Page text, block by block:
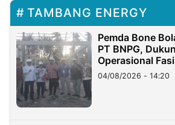
TAMBANG ENERGY
Pemda Bone
PT BNPG,
Operasional
04/08/2026 - 14:20